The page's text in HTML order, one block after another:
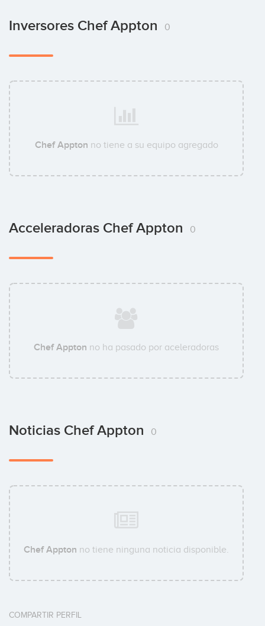
Inversores Chef Appton 0
Chef Appton no tiene a su equipo agregado
Acceleradoras Chef Appton 0
Chef Appton no ha pasado por aceleradoras
Noticias Chef Appton 0
Chef Appton no tiene ninguna noticia disponible.
COMPARTIR PERFIL